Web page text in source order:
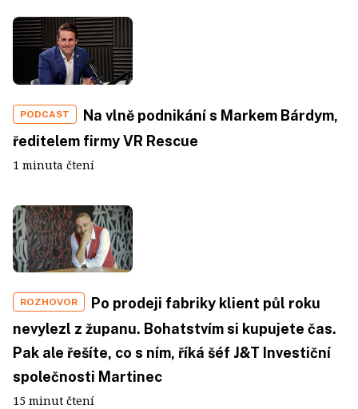
PODCAST
Na vlně podnikání s Markem Bárdym,
ředitelem firmy VR Rescue
1 minuta čtení
ROZHOVOR
Po prodeji fabriky klient půl roku
nevylezl z županu. Bohatstvím si kupujete čas.
Pak ale řešíte, co s ním, říká šéf J&T Investiční
společnosti Martinec
15 minut čtení